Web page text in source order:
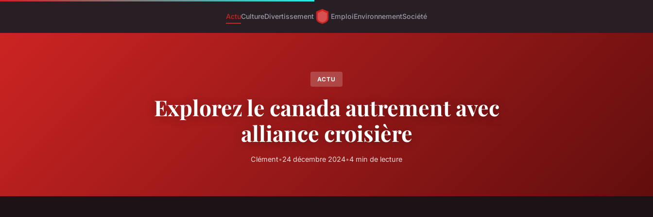
ActuCultureDivertissement EmploiEnvironnementSociété
ACTU
Explorez le canada autrement avec
alliance croisière
Clément•24 décembre 2024•4 min de lecture